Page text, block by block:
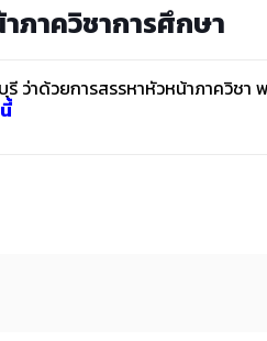
ภาควิชาการศึกษา
ว่าด้วยการสรรหาหัวหน้าภาควิชา